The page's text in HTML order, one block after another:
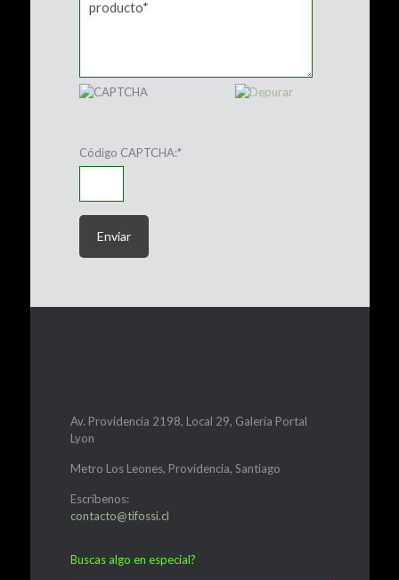
Código CAPTCHA:*
Av. Providencia 2198, Local 29, Galería Portal
Lyon
Metro Los Leones, Providencia, Santiago
Escríbenos:
contacto@tifossi.cl
Buscas algo en especial?